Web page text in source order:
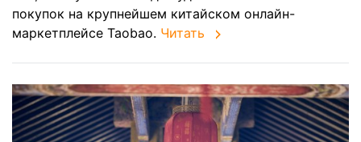
покупок на крупнейшем китайском онлайн-
маркетплейсе Taobao. Читать